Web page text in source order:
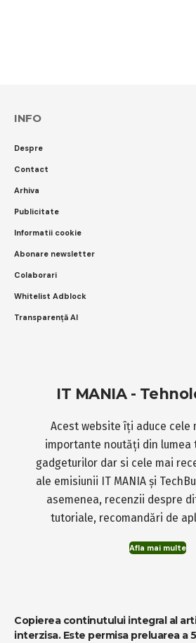
INFO
Despre
Contact
Arhiva
Publicitate
Informatii cookie
Abonare newsletter
Colaborari
Whitelist Adblock
Transparență AI
IT MANIA -
Acest website îți aduce cele
importante noutăți din lumea
gadgeturilor dar si cele mai
ale emisiunii IT MANIA și
asemenea, recenzii despre
tutoriale, recomandări de
Afla mai multe
Copierea continutului integral al
interzisa. Este permisa preluarea a